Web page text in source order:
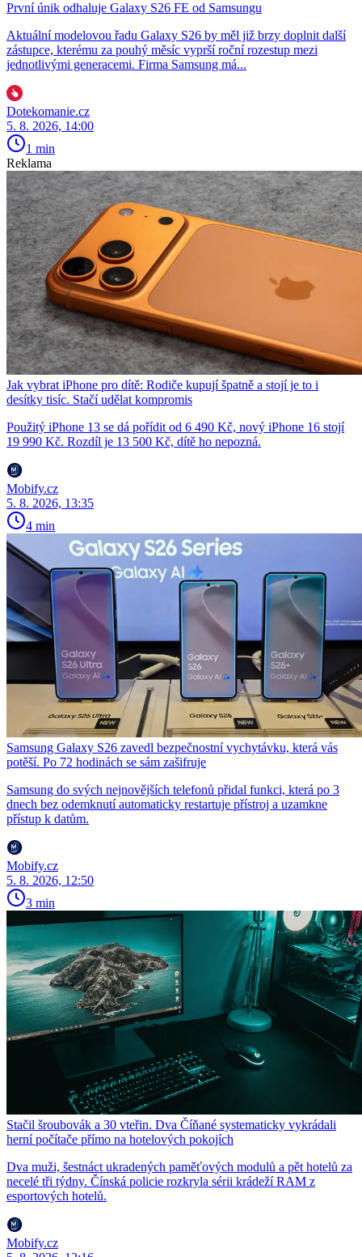
První únik odhaluje Galaxy S26 FE od Samsungu
Aktuální modelovou řadu Galaxy S26 by měl již brzy doplnit další
zástupce, kterému za pouhý měsíc vyprší roční rozestup mezi
jednotlivými generacemi. Firma Samsung má...
Dotekomanie.cz
5. 8. 2026, 14:00
1 min
Reklama
Jak vybrat iPhone pro dítě: Rodiče kupují špatně a stojí je to i
desítky tisíc. Stačí udělat kompromis
Použitý iPhone 13 se dá pořídit od 6 490 Kč, nový iPhone 16 stojí
19 990 Kč. Rozdíl je 13 500 Kč, dítě ho nepozná.
Mobify.cz
5. 8. 2026, 13:35
4 min
Samsung Galaxy S26 zavedl bezpečnostní vychytávku, která vás
potěší. Po 72 hodinách se sám zašifruje
Samsung do svých nejnovějších telefonů přidal funkci, která po 3
dnech bez odemknutí automaticky restartuje přístroj a uzamkne
přístup k datům.
Mobify.cz
5. 8. 2026, 12:50
3 min
Stačil šroubovák a 30 vteřin. Dva Číňané systematicky vykrádali
herní počítače přímo na hotelových pokojích
Dva muži, šestnáct ukradených paměťových modulů a pět hotelů za
necelé tři týdny. Čínská policie rozkryla sérii krádeží RAM z
esportových hotelů.
Mobify.cz